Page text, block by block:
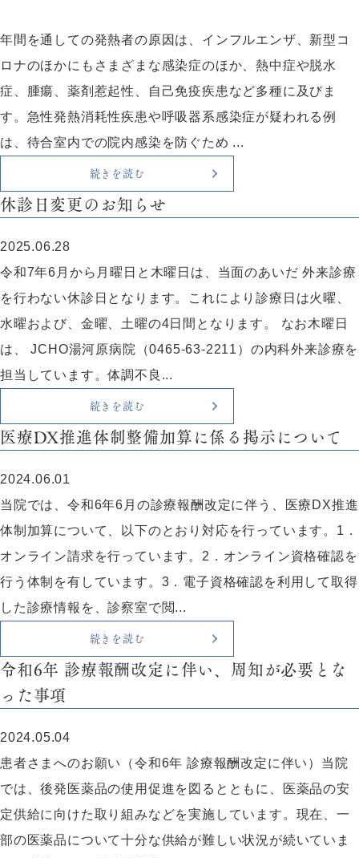
年間を通しての発熱者の原因は、インフルエンザ、新型コ
ロナのほかにもさまざまな感染症のほか、熱中症や脱水
症、腫瘍、薬剤惹起性、自己免疫疾患など多種に及びま
す。急性発熱消耗性疾患や呼吸器系感染症が疑われる例
は、待合室内での院内感染を防ぐため ...
続きを読む
休診日変更のお知らせ
2025.06.28
令和7年6月から月曜日と木曜日は、当面のあいだ 外来診療
を行わない休診日となります。これにより診療日は火曜、
水曜および、金曜、土曜の4日間となります。 なお木曜日
は、 JCHO湯河原病院（0465‐63‐2211）の内科外来診療を
担当しています。体調不良...
続きを読む
医療DX推進体制整備加算に係る掲示について
2024.06.01
当院では、令和6年6月の診療報酬改定に伴う、医療DX推進
体制加算について、以下のとおり対応を行っています。1．
オンライン請求を行っています。2．オンライン資格確認を
行う体制を有しています。3．電子資格確認を利用して取得
した診療情報を、診察室で閲...
続きを読む
令和6年 診療報酬改定に伴い、周知が必要とな
った事項
2024.05.04
患者さまへのお願い（令和6年 診療報酬改定に伴い）当院
では、後発医薬品の使用促進を図るとともに、医薬品の安
定供給に向けた取り組みなどを実施しています。現在、一
部の医薬品について十分な供給が難しい状況が続いていま